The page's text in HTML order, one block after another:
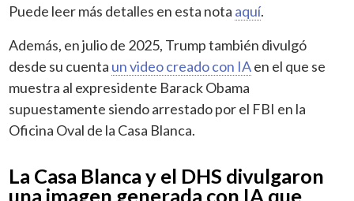
Puede leer más detalles en esta nota aquí.
Además, en julio de 2025, Trump también divulgó
desde su cuenta un video creado con IAen el que se
muestra al expresidente Barack Obama
supuestamente siendo arrestado por el FBI en la
Oficina Oval de la Casa Blanca.
La Casa Blanca y el DHS divulgaron
una imagen generada con IA que